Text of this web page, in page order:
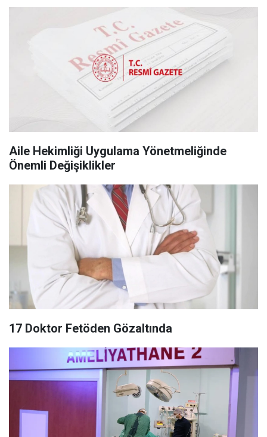
Aile Hekimliği Uygulama Yönetmeliğinde
Önemli Değişiklikler
17 Doktor Fetöden Gözaltında